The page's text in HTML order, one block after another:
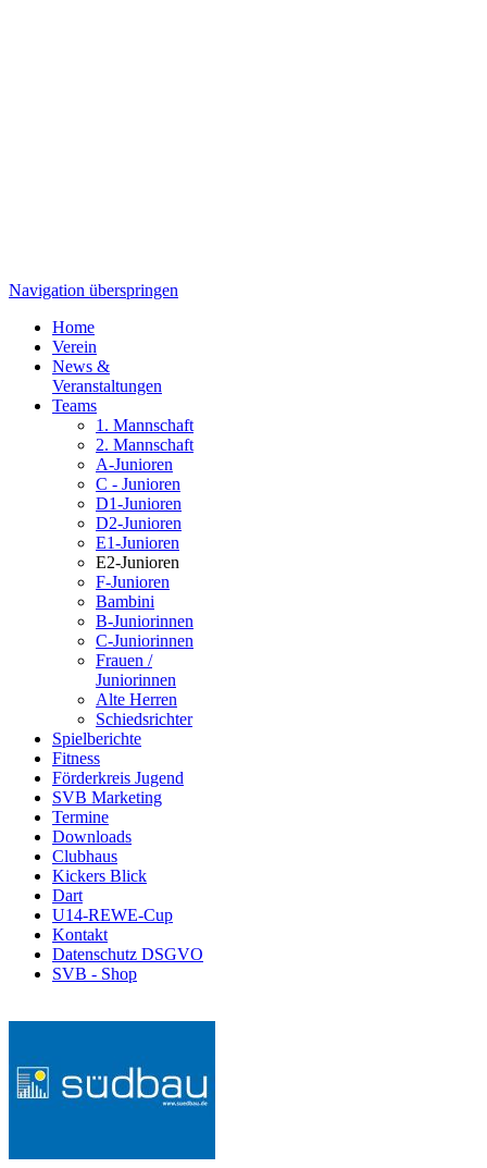
Navigation überspringen
Home
Verein
News &
Veranstaltungen
Teams
1. Mannschaft
2. Mannschaft
A-Junioren
C - Junioren
D1-Junioren
D2-Junioren
E1-Junioren
E2-Junioren
F-Junioren
Bambini
B-Juniorinnen
C-Juniorinnen
Frauen /
Juniorinnen
Alte Herren
Schiedsrichter
Spielberichte
Fitness
Förderkreis Jugend
SVB Marketing
Termine
Downloads
Clubhaus
Kickers Blick
Dart
U14-REWE-Cup
Kontakt
Datenschutz DSGVO
SVB - Shop